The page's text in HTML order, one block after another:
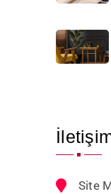
Site